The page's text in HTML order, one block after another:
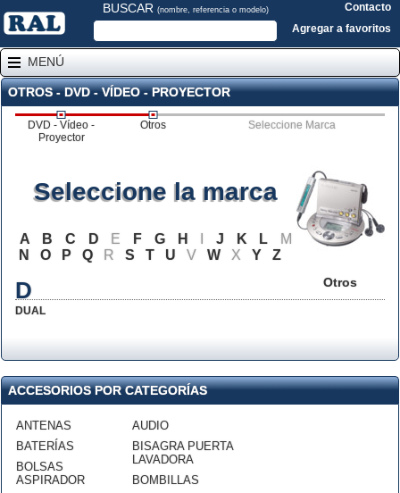
BUSCAR (nombre, referencia o modelo)
Contacto
Agregar a favoritos
MENÚ
OTROS - DVD - VÍDEO - PROYECTOR
DVD - Vídeo -
Proyector
Otros Seleccione Marca
Otros
Seleccione la marca
A B C D E F G H J K L
M
N
O P Q R S T U V W X Y Z
D
DUAL
ACCESORIOS POR CATEGORÍAS
ANTENAS
BATERÍAS
BOLSAS
ASPIRADOR
AUDIO
BISAGRA PUERTA
LAVADORA
BOMBILLAS